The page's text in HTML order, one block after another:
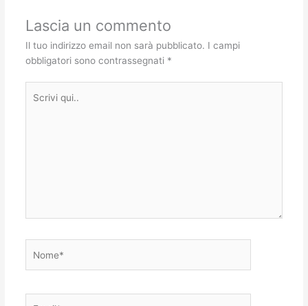
Lascia un commento
Il tuo indirizzo email non sarà pubblicato. I campi
obbligatori sono contrassegnati *
qui..